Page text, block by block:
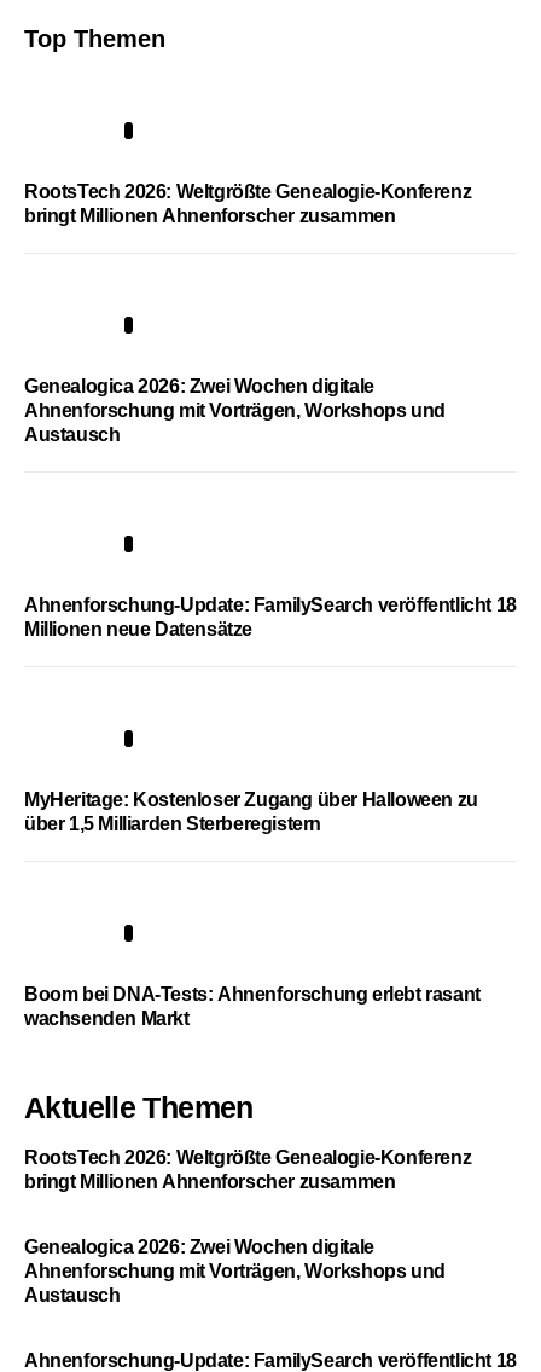
Top Themen
RootsTech 2026: Weltgrößte Genealogie-Konferenz
bringt Millionen Ahnenforscher zusammen
Genealogica 2026: Zwei Wochen digitale
Ahnenforschung mit Vorträgen, Workshops und
Austausch
Ahnenforschung-Update: FamilySearch veröffentlicht 18
Millionen neue Datensätze
MyHeritage: Kostenloser Zugang über Halloween zu
über 1,5 Milliarden Sterberegistern
Boom bei DNA-Tests: Ahnenforschung erlebt rasant
wachsenden Markt
Aktuelle Themen
RootsTech 2026: Weltgrößte Genealogie-Konferenz
bringt Millionen Ahnenforscher zusammen
Genealogica 2026: Zwei Wochen digitale
Ahnenforschung mit Vorträgen, Workshops und
Austausch
Ahnenforschung-Update: FamilySearch veröffentlicht 18